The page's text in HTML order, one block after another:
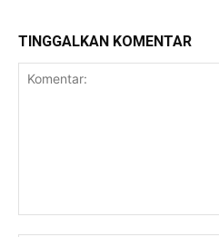
TINGGALKAN KOMENTAR